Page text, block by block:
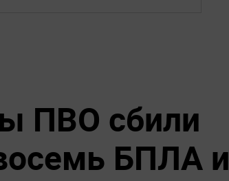
ПВО сбили
БПЛА и